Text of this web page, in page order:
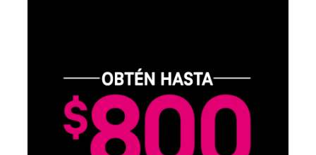
Disfruta del Samsung Galaxy
S26 Series.
Obtén Galaxy AI como tu compañero personal y tu teléfono